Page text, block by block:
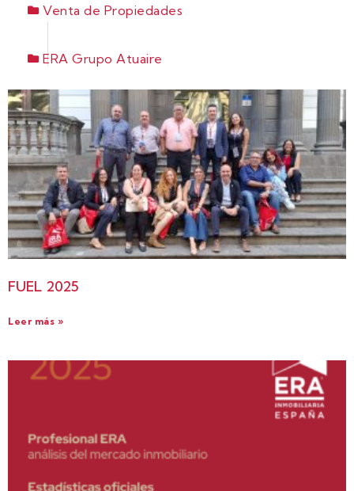
Venta de Propiedades
ERA Grupo Atuaire
FUEL 2025
Leer más »